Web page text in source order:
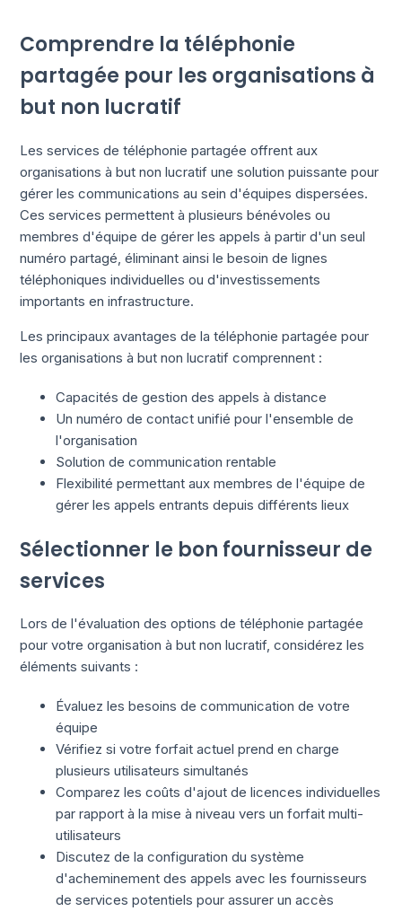
Comprendre la téléphonie
partagée pour les organisations à
but non lucratif
Les services de téléphonie partagée offrent aux
organisations à but non lucratif une solution puissante pour
gérer les communications au sein d'équipes dispersées.
Ces services permettent à plusieurs bénévoles ou
membres d'équipe de gérer les appels à partir d'un seul
numéro partagé, éliminant ainsi le besoin de lignes
téléphoniques individuelles ou d'investissements
importants en infrastructure.
Les principaux avantages de la téléphonie partagée pour
les organisations à but non lucratif comprennent :
Capacités de gestion des appels à distance
Un numéro de contact unifié pour l'ensemble de
l'organisation
Solution de communication rentable
Flexibilité permettant aux membres de l'équipe de
gérer les appels entrants depuis différents lieux
Sélectionner le bon fournisseur de
services
Lors de l'évaluation des options de téléphonie partagée
pour votre organisation à but non lucratif, considérez les
éléments suivants :
Évaluez les besoins de communication de votre
équipe
Vérifiez si votre forfait actuel prend en charge
plusieurs utilisateurs simultanés
Comparez les coûts d'ajout de licences individuelles
par rapport à la mise à niveau vers un forfait multi-
utilisateurs
Discutez de la configuration du système
d'acheminement des appels avec les fournisseurs
de services potentiels pour assurer un accès